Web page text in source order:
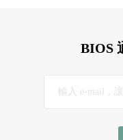
BIOS